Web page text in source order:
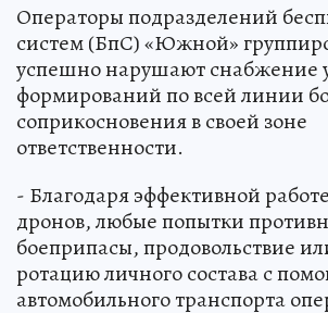
Операторы подразделений
систем (БпС) «Южной»
успешно нарушают снабжение
формирований по всей линии
соприкосновения в своей зоне
ответственности.
- Благодаря эффективной
дронов, любые попытки
боеприпасы, продовольствие
ротацию личного состава с
автомобильного транспорта